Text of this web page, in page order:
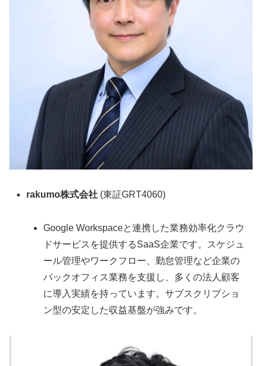
rakumo株式会社 (東証GRT4060)
Google Workspaceと連携した業務効率化クラウ
ドサービスを提供するSaaS企業です。スケジュ
ール管理やワークフロー、勤怠管理など企業の
バックオフィス業務を支援し、多くの法人顧客
に導入実績を持っています。サブスクリプショ
ン型の安定した収益基盤が強みです。